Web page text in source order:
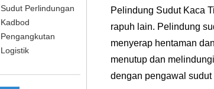
Sudut Perlindungan
Kadbod
Pengangkutan
Logistik
Pelindung Sudut Kaca
rapuh lain. Pelindung
menyerap hentaman
menutup dan
dengan pengawal